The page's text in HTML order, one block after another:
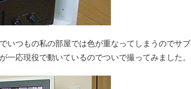
いつもの私の部屋では色が重なってしまうのでサブ
一応現役で動いているのでついで撮ってみました。